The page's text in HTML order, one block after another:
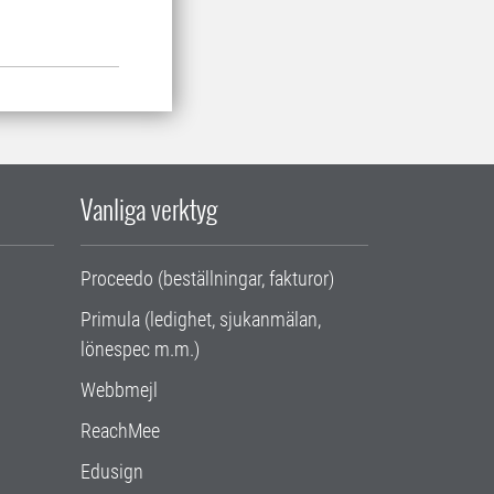
Vanliga verktyg
Proceedo (beställningar, fakturor)
Primula (ledighet, sjukanmälan,
lönespec m.m.)
Webbmejl
ReachMee
Edusign